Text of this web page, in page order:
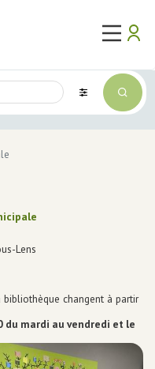
Main
Lens
changent à partir
du mardi au vendredi et le